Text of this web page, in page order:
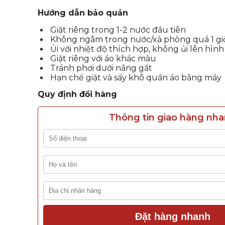
Hướng dẫn bảo quản
Giặt riêng trong 1-2 nước đầu tiên
Không ngâm trong nước/xà phòng quá 1
Ủi với nhiệt độ thích hợp, không ủi lên
Giặt riêng với áo khác màu
Tránh phơi dưới nắng gắt
Hạn chế giặt và sấy khô quần áo bằng máy
Quy định đổi hàng
Thông tin giao hàng
Đặt hàng nhanh